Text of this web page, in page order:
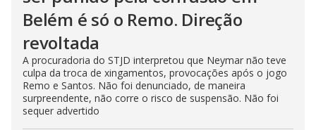
Belém é só o Remo. Direção
revoltada
A procuradoria do STJD interpretou que Neymar não teve
culpa da troca de xingamentos, provocações após o jogo
Remo e Santos. Não foi denunciado, de maneira
surpreendente, não corre o risco de suspensão. Não foi
sequer advertido